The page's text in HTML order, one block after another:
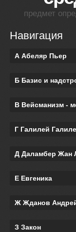
предмет
Навигация
А Абеляр Пьер
Б Базис и
В Вейсманизм -
Г Галилей
Д Даламбер Жан
Е Евгеника
Ж Жданов
З Закон